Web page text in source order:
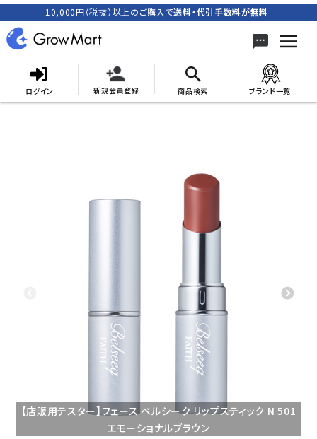
10,000円（税抜）以上のご購入で送料・代引手数料が無料
ログイン 新規会員登録 商品検索 ブランド一覧
プライバシーポリシー
【店販用テスター】フェース ベルシーク リップスティック N 501
エモーショナルブラウン